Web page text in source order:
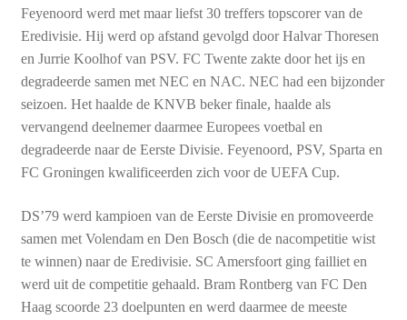
Feyenoord werd met maar liefst 30 treffers topscorer van de
Eredivisie. Hij werd op afstand gevolgd door Halvar Thoresen
en Jurrie Koolhof van PSV. FC Twente zakte door het ijs en
degradeerde samen met NEC en NAC. NEC had een bijzonder
seizoen. Het haalde de KNVB beker finale, haalde als
vervangend deelnemer daarmee Europees voetbal en
degradeerde naar de Eerste Divisie. Feyenoord, PSV, Sparta en
FC Groningen kwalificeerden zich voor de UEFA Cup.
DS’79 werd kampioen van de Eerste Divisie en promoveerde
samen met Volendam en Den Bosch (die de nacompetitie wist
te winnen) naar de Eredivisie. SC Amersfoort ging failliet en
werd uit de competitie gehaald. Bram Rontberg van FC Den
Haag scoorde 23 doelpunten en werd daarmee de meeste